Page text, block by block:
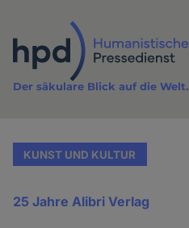
Inhalt
Der säkulare Blick auf die Welt.
KUNST UND KULTUR
25 Jahre Alibri Verlag